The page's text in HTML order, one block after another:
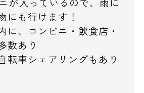
が入っているので、雨に
にも行けます！
に、コンビニ・飲食店・
数あり
転車シェアリングもあり